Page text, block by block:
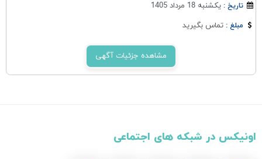
تاریخ :یکشنبه 18 مرداد 1405
مبلغ :تماس بگیرید
مشاهده جزئیات آگهی
اونیکس در شبکه های اجتماعی